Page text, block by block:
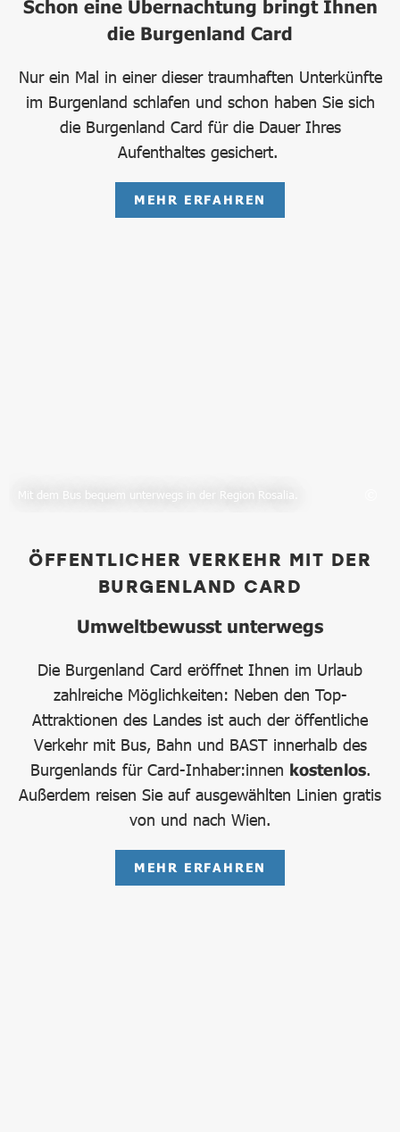
Schon eine Übernachtung bringt Ihnen
die Burgenland Card
Nur ein Mal in einer dieser traumhaften Unterkünfte
im Burgenland schlafen und schon haben Sie sich
die Burgenland Card für die Dauer Ihres
Aufenthaltes gesichert.
MEHR ERFAHREN
Mit dem Bus bequem unterwegs in der Region Rosalia.
ÖFFENTLICHER VERKEHR MIT DER
BURGENLAND CARD
Umweltbewusst unterwegs
Die Burgenland Card eröffnet Ihnen im Urlaub
zahlreiche Möglichkeiten: Neben den Top-
Attraktionen des Landes ist auch der öffentliche
Verkehr mit Bus, Bahn und BAST innerhalb des
Burgenlands für Card-Inhaber:innen kostenlos.
Außerdem reisen Sie auf ausgewählten Linien gratis
von und nach Wien.
MEHR ERFAHREN